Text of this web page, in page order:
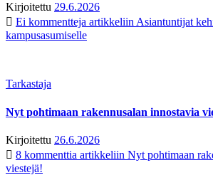
Kirjoitettu 29.6.2026
Ei kommentteja artikkeliin Asiantuntijat
kampusasumiselle
Tarkastaja
Nyt pohtimaan rakennusalan innostavia
Kirjoitettu 26.6.2026
8 kommenttia artikkeliin Nyt pohtimaan
viestejä!